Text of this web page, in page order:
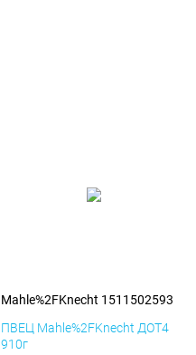
Mahle%2FKnecht 1511502593
ПВЕЦ Mahle%2FKnecht ДОТ4
910г